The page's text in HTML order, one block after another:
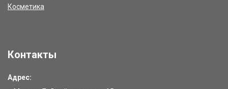
Косметика
Контакты
Адрес: